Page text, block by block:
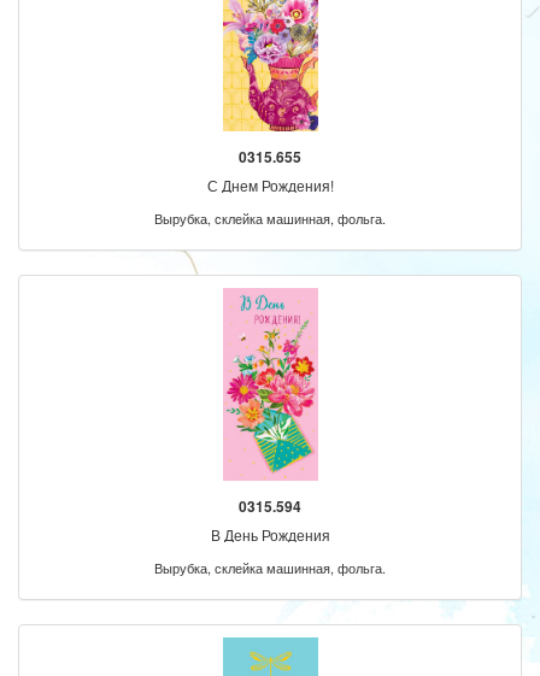
0315.655
С Днем Рождения!
Вырубка, склейка машинная, фольга.
0315.594
В День Рождения
Вырубка, склейка машинная, фольга.